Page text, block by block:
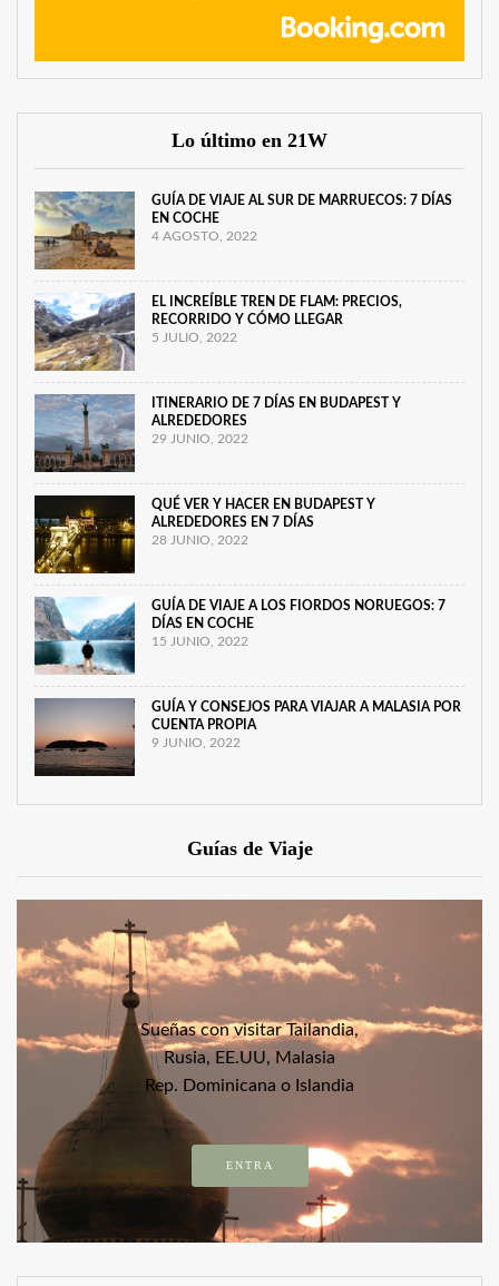
Lo último en 21W
GUÍA DE VIAJE AL SUR DE MARRUECOS: 7 DÍAS
EN COCHE
4 AGOSTO, 2022
EL INCREÍBLE TREN DE FLAM: PRECIOS,
RECORRIDO Y CÓMO LLEGAR
5 JULIO, 2022
ITINERARIO DE 7 DÍAS EN BUDAPEST Y
ALREDEDORES
29 JUNIO, 2022
QUÉ VER Y HACER EN BUDAPEST Y
ALREDEDORES EN 7 DÍAS
28 JUNIO, 2022
GUÍA DE VIAJE A LOS FIORDOS NORUEGOS: 7
DÍAS EN COCHE
15 JUNIO, 2022
GUÍA Y CONSEJOS PARA VIAJAR A MALASIA POR
CUENTA PROPIA
9 JUNIO, 2022
Guías de Viaje
Sueñas con visitar Tailandia,
Rusia, EE.UU, Malasia
Rep. Dominicana o Islandia
ENTRA